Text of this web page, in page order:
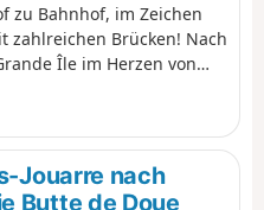
zu Bahnhof, im Zeichen
zahlreichen Brücken! Nach
Île im Herzen von
Landschaft.
zwischen langen
de l'Ourcq und Passagen
oder des Flusses Ourcq.
Jouarre nach
Butte de Doue